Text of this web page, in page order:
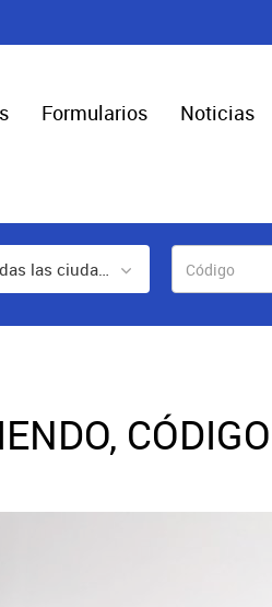
Formularios Noticias
Todas las ciudades